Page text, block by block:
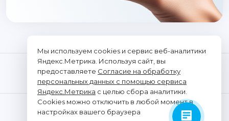
© "Vixion", 2026. Все права защищены
Мы используем cookies и сервис веб-аналитики
Яндекс.Метрика. Используя сайт, вы
предоставляете Согласие на обработку
персональных данных с помощью сервиса
Яндекс.Метрика с целью сбора аналитики.
Cookies можно отключить в любой момент в
настройках вашего браузера